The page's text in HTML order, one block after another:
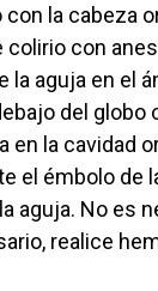
la cabeza
colirio con
la aguja en el
del globo
en la cavidad
el émbolo de
aguja. No es
realice